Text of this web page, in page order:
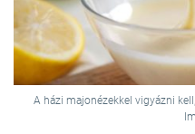
A házi majonézekkel vigyázni